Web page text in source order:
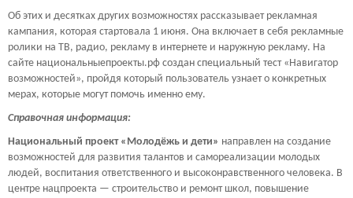
Об этих и десятках других возможностях рассказывает рекламная
кампания, которая стартовала 1 июня. Она включает в себя рекламные
ролики на ТВ, радио, рекламу в интернете и наружную рекламу. На
сайте национальныепроекты.рф создан специальный тест «Навигатор
возможностей», пройдя который пользователь узнает о конкретных
мерах, которые могут помочь именно ему.
Справочная информация:
Национальный проект «Молодёжь и дети» направлен на создание
возможностей для развития талантов и самореализации молодых
людей, воспитания ответственного и высоконравственного человека. В
центре нацпроекта — строительство и ремонт школ, повышение